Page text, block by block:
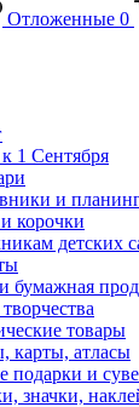
Отложенные 0
1 Сентября
и
корочки
детских
бумажная
товары
карты, атласы
подарки и
значки,